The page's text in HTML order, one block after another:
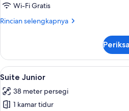
Wi-Fi Gratis
Rincian selengkapnya
Rincian
Kamar
Standar
Lihat
semua
foto
untuk
9
Suite Junior
38 meter persegi
1 kamar tidur